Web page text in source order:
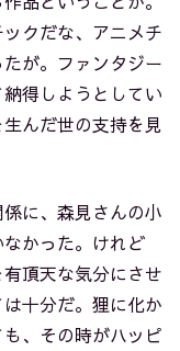
クだな、アニメチ
が。ファンタジー
得しようとしてい
んだ世の支持を見
に、森見さんの小
かった。けれど
頂天な気分にさせ
十分だ。狸に化か
、その時がハッピ